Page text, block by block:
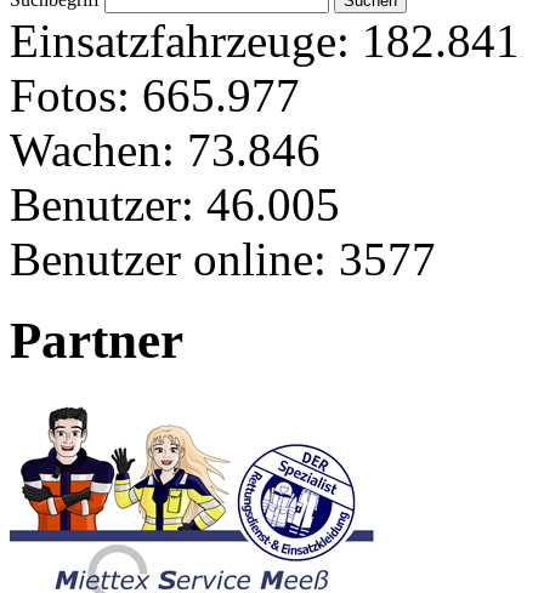
Einsatzfahrzeuge: 182.841
Fotos: 665.977
Wachen: 73.846
Benutzer: 46.005
Benutzer online: 3577
Partner